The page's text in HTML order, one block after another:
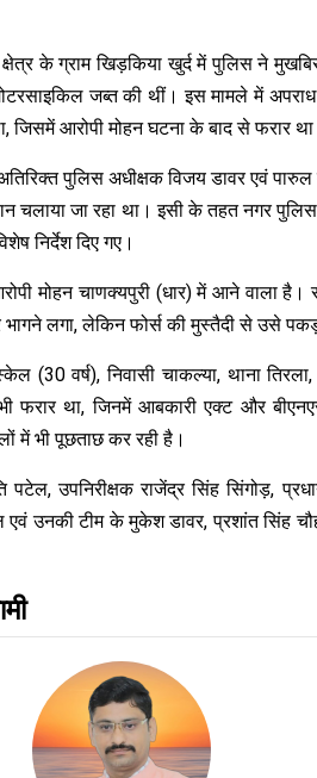
के ग्राम खिड़किया खुर्द में पुलिस ने
जब्त की थीं। इस मामले में
आरोपी मोहन घटना के बाद से फरार
पुलिस अधीक्षक विजय डावर एवं पारुल
चलाया जा रहा था। इसी के तहत नगर
निर्देश दिए गए।
मोहन चाणक्यपुरी (धार) में आने वाला
लगा, लेकिन फोर्स की मुस्तैदी से उसे
(30 वर्ष), निवासी चाकल्या, थाना
फरार था, जिनमें आबकारी एक्ट और
में भी पूछताछ कर रही है।
पटेल, उपनिरीक्षक राजेंद्र सिंह सिंगोड़,
एवं उनकी टीम के मुकेश डावर, प्रशांत सिंह